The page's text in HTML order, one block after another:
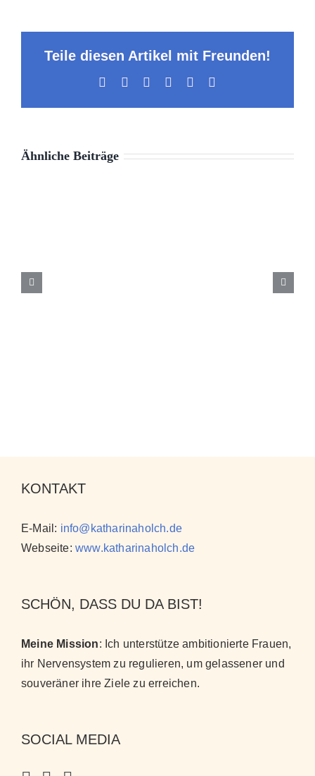
Teile diesen Artikel mit Freunden!
Facebook LinkedInWhatsApp
Pinterest
Ähnliche Beiträge
KONTAKT
E-Mail: info@katharinaholch.de
Webseite: www.katharinaholch.de
SCHÖN, DASS DU DA BIST!
Meine Mission: Ich unterstütze ambitionierte Frauen,
ihr Nervensystem zu regulieren, um gelassener und
souveräner ihre Ziele zu erreichen.
SOCIAL MEDIA